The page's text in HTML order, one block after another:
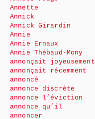
Annette
Annick
Annick Girardin
Annie
Annie Ernaux
Annie Thébaud-Mony
annonçait joyeusement
annonçait récemment
annoncé
annonce discrète
annonce l’éviction
annonce qu’il
annoncer